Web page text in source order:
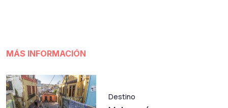
MÁS INFORMACIÓN
Destino